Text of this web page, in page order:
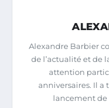
Alexandre Barbier
de l’actualité et de
attention
anniversaires. Il a
lancement de